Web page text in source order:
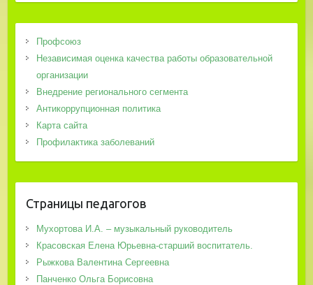
Профсоюз
Независимая оценка качества работы образовательной
организации
Внедрение регионального сегмента
Антикоррупционная политика
Карта сайта
Профилактика заболеваний
Страницы педагогов
Мухортова И.А. – музыкальный руководитель
Красовская Елена Юрьевна-старший воспитатель.
Рыжкова Валентина Сергеевна
Панченко Ольга Борисовна